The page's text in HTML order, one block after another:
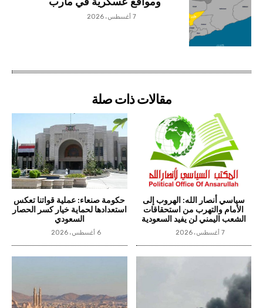
ومواقع عسكرية في مأرب
7 أغسطس، 2026
مقالات ذات صلة
سياسي أنصار الله: الهروب إلى
الأمام والتهرب من استحقاقات
الشعب اليمني لن يفيد السعودية
7 أغسطس، 2026
حكومة صنعاء: عملية قواتنا تعكس
استعدادها لحماية خيار كسر الحصار
السعودي
6 أغسطس، 2026